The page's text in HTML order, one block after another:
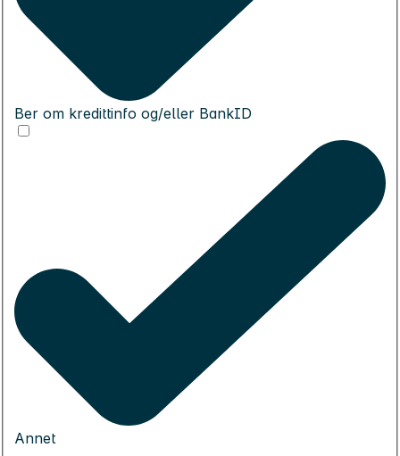
Ber om kredittinfo og/eller BankID
Annet